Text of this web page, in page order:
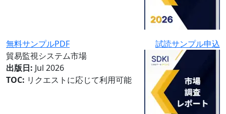
無料サンプルPDF
試読サンプル申込
貿易監視システム市場
出版日: Jul 2026
TOC: リクエストに応じて利用可能